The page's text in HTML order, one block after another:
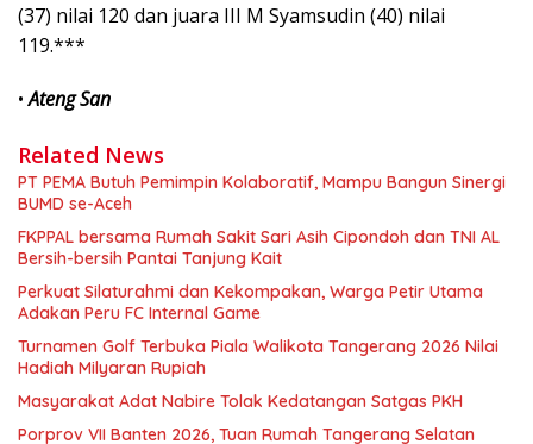
(37) nilai 120 dan juara III M Syamsudin (40) nilai
119.***
•Ateng San
Related News
PT PEMA Butuh Pemimpin Kolaboratif, Mampu Bangun Sinergi
BUMD se-Aceh
FKPPAL bersama Rumah Sakit Sari Asih Cipondoh dan TNI AL
Bersih-bersih Pantai Tanjung Kait
Perkuat Silaturahmi dan Kekompakan, Warga Petir Utama
Adakan Peru FC Internal Game
Turnamen Golf Terbuka Piala Walikota Tangerang 2026 Nilai
Hadiah Milyaran Rupiah
Masyarakat Adat Nabire Tolak Kedatangan Satgas PKH
Porprov VII Banten 2026, Tuan Rumah Tangerang Selatan